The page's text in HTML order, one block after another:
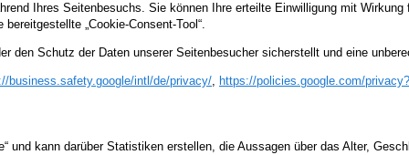
Ihres Seitenbesuchs. Sie können Ihre erteilte Einwilligung mit
„Cookie-Consent-Tool“.
den Schutz der Daten unserer Seitenbesucher sicherstellt und eine
business.safety.google/intl /de/privacy/, https://policies.google.com/privacy
und kann darüber Statistiken erstellen, die Aussagen über das Alter,